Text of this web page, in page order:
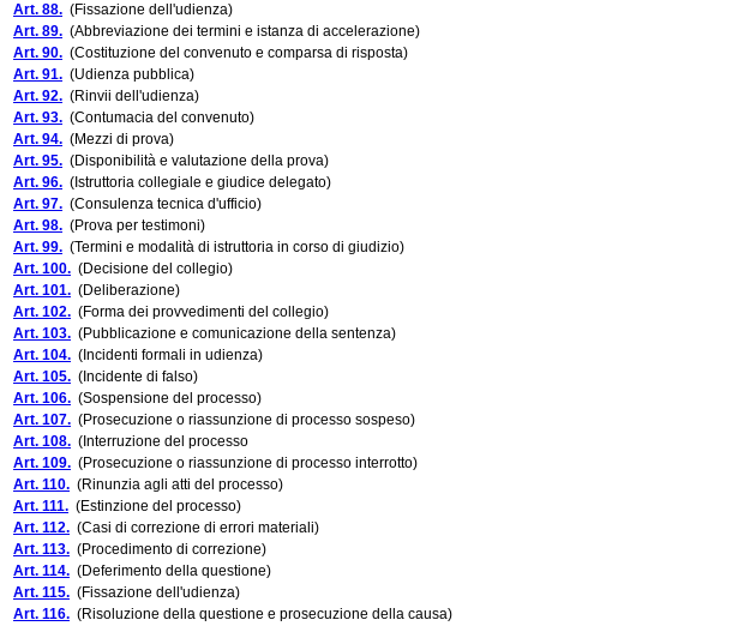
Art. 88. (Fissazione dell'udienza)
Art. 89. (Abbreviazione dei termini e istanza di accelerazione)
Art. 90. (Costituzione del convenuto e comparsa di risposta)
Art. 91. (Udienza pubblica)
Art. 92. (Rinvii dell'udienza)
Art. 93. (Contumacia del convenuto)
Art. 94. (Mezzi di prova)
Art. 95. (Disponibilità e valutazione della prova)
Art. 96. (Istruttoria collegiale e giudice delegato)
Art. 97. (Consulenza tecnica d'ufficio)
Art. 98. (Prova per testimoni)
Art. 99. (Termini e modalità di istruttoria in corso di giudizio)
Art. 100. (Decisione del collegio)
Art. 101. (Deliberazione)
Art. 102. (Forma dei provvedimenti del collegio)
Art. 103. (Pubblicazione e comunicazione della sentenza)
Art. 104. (Incidenti formali in udienza)
Art. 105. (Incidente di falso)
Art. 106. (Sospensione del processo)
Art. 107. (Prosecuzione o riassunzione di processo sospeso)
Art. 108. (Interruzione del processo
Art. 109. (Prosecuzione o riassunzione di processo interrotto)
Art. 110. (Rinunzia agli atti del processo)
Art. 111. (Estinzione del processo)
Art. 112. (Casi di correzione di errori materiali)
Art. 113. (Procedimento di correzione)
Art. 114. (Deferimento della questione)
Art. 115. (Fissazione dell'udienza)
Art. 116. (Risoluzione della questione e prosecuzione della causa)